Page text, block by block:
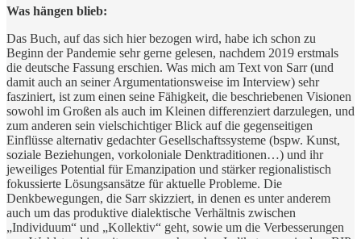
Was hängen blieb:
Das Buch, auf das sich hier bezogen wird, habe ich schon zu
Beginn der Pandemie sehr gerne gelesen, nachdem 2019 erstmals
die deutsche Fassung erschien. Was mich am Text von Sarr (und
damit auch an seiner Argumentationsweise im Interview) sehr
fasziniert, ist zum einen seine Fähigkeit, die beschriebenen Visionen
sowohl im Großen als auch im Kleinen differenziert darzulegen, und
zum anderen sein vielschichtiger Blick auf die gegenseitigen
Einflüsse alternativ gedachter Gesellschaftssysteme (bspw. Kunst,
soziale Beziehungen, vorkoloniale Denktraditionen…) und ihr
jeweiliges Potential für Emanzipation und stärker regionalistisch
fokussierte Lösungsansätze für aktuelle Probleme. Die
Denkbewegungen, die Sarr skizziert, in denen es unter anderem
auch um das produktive dialektische Verhältnis zwischen
„Individuum“ und „Kollektiv“ geht, sowie um die Verbesserungen